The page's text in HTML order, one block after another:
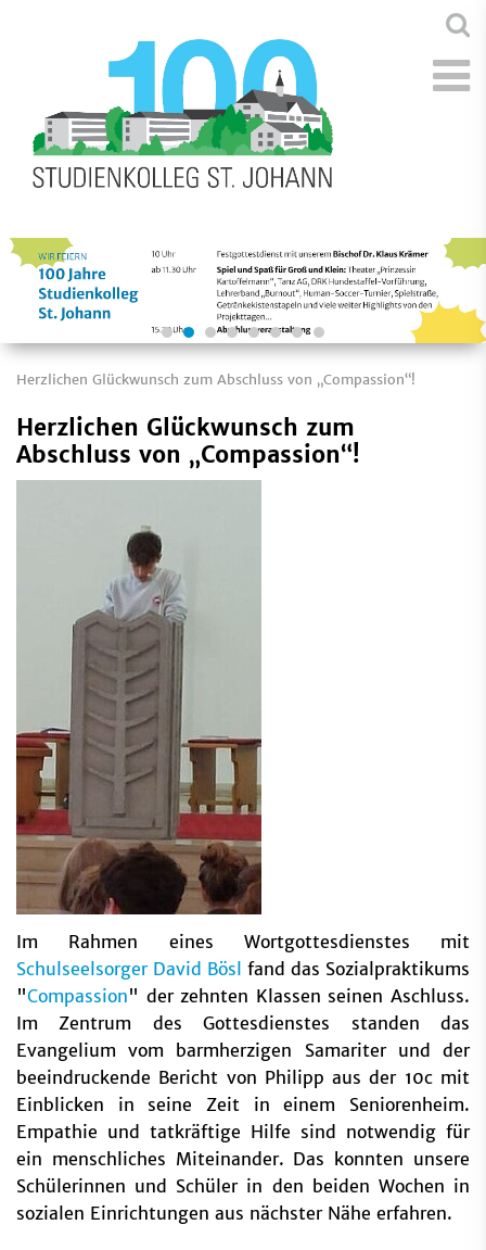
Herzlichen Glückwunsch zum Abschluss von „Compassion“!
Herzlichen Glückwunsch zum
Abschluss von „Compassion“!
Im Rahmen eines Wortgottesdienstes mit
Schulseelsorger David Bösl fand das Sozialpraktikums
"Compassion" der zehnten Klassen seinen Aschluss.
Im Zentrum des Gottesdienstes standen das
Evangelium vom barmherzigen Samariter und der
beeindruckende Bericht von Philipp aus der 10c mit
Einblicken in seine Zeit in einem Seniorenheim.
Empathie und tatkräftige Hilfe sind notwendig für
ein menschliches Miteinander. Das konnten unsere
Schülerinnen und Schüler in den beiden Wochen in
sozialen Einrichtungen aus nächster Nähe erfahren.